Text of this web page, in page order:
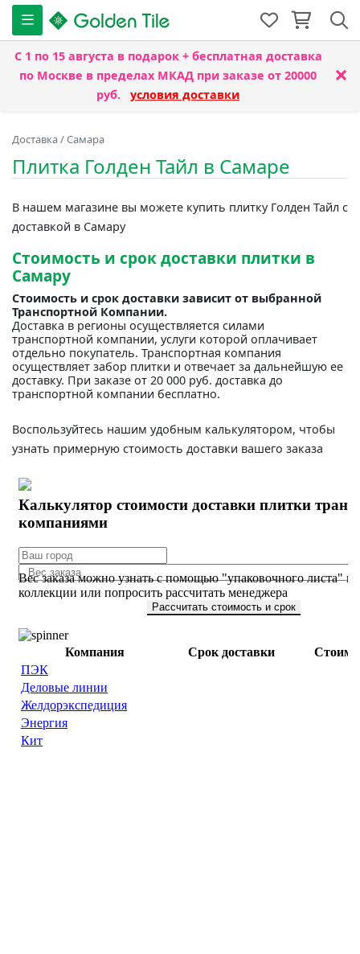
С 1 по 15 августа в подарок + бесплатная доставка
по Москве в пределах МКАД при заказе от 20000
руб. условия доставки
×
Доставка/Самара
Плитка Голден Тайл в Самаре
В нашем магазине вы можете купить плитку Голден Тайл с
доставкой в Самару
Стоимость и срок доставки плитки в
Самару
Стоимость и срок доставки зависит от выбранной
Транспортной Компании.
Доставка в регионы осуществляется силами
транспортной компании, услуги которой оплачивает
отдельно покупатель. Транспортная компания
осуществляет забор плитки и отвечает за дальнейшую ее
доставку. При заказе от 20 000 руб. доставка до
транспортной компании бесплатно.
Воспользуйтесь нашим удобным калькулятором, чтобы
узнать примерную стоимость доставки вашего заказа